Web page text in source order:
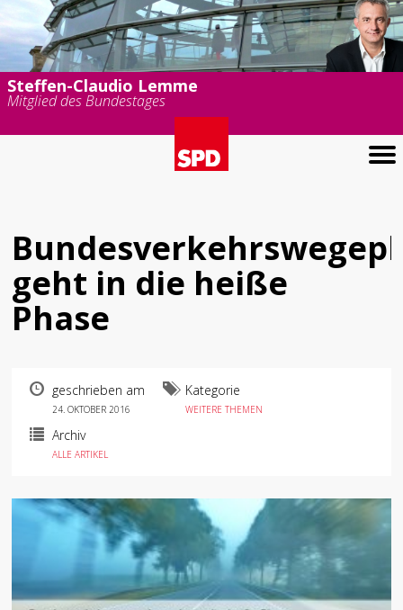
Steffen-Claudio Lemme
Mitglied des Bundestages
geht in die heiße
Phase
geschrieben am
24. OKTOBER 2016
Kategorie
WEITERE THEMEN
Archiv
ALLE ARTIKEL